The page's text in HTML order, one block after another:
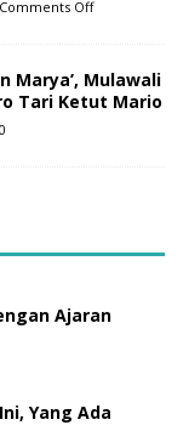
Comments Off
Marya’, Mulawali
Tari Ketut Mario
0
Ajaran
Yang Ada